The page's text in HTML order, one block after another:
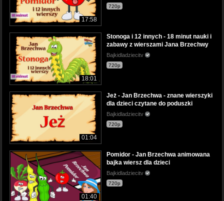
17:58
720p
18:01
Stonoga i 12 innych - 18 minut nauki i
zabawy z wierszami Jana Brzechwy
Bajkidladziecitv
720p
01:04
Jeż - Jan Brzechwa - znane wierszyki
dla dzieci czytane do poduszki
Bajkidladziecitv
720p
01:40
Pomidor - Jan Brzechwa animowana
bajka wiersz dla dzieci
Bajkidladziecitv
720p